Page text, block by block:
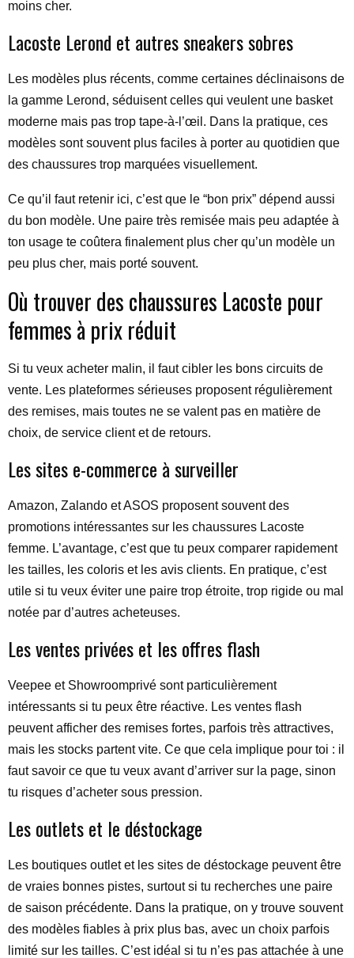
moins cher.
Lacoste Lerond et autres sneakers sobres
Les modèles plus récents, comme certaines déclinaisons de
la gamme Lerond, séduisent celles qui veulent une basket
moderne mais pas trop tape-à-l’œil. Dans la pratique, ces
modèles sont souvent plus faciles à porter au quotidien que
des chaussures trop marquées visuellement.
Ce qu’il faut retenir ici, c’est que le “bon prix” dépend aussi
du bon modèle. Une paire très remisée mais peu adaptée à
ton usage te coûtera finalement plus cher qu’un modèle un
peu plus cher, mais porté souvent.
Où trouver des chaussures Lacoste pour
femmes à prix réduit
Si tu veux acheter malin, il faut cibler les bons circuits de
vente. Les plateformes sérieuses proposent régulièrement
des remises, mais toutes ne se valent pas en matière de
choix, de service client et de retours.
Les sites e-commerce à surveiller
Amazon, Zalando et ASOS proposent souvent des
promotions intéressantes sur les chaussures Lacoste
femme. L’avantage, c’est que tu peux comparer rapidement
les tailles, les coloris et les avis clients. En pratique, c’est
utile si tu veux éviter une paire trop étroite, trop rigide ou mal
notée par d’autres acheteuses.
Les ventes privées et les offres flash
Veepee et Showroomprivé sont particulièrement
intéressants si tu peux être réactive. Les ventes flash
peuvent afficher des remises fortes, parfois très attractives,
mais les stocks partent vite. Ce que cela implique pour toi : il
faut savoir ce que tu veux avant d’arriver sur la page, sinon
tu risques d’acheter sous pression.
Les outlets et le déstockage
Les boutiques outlet et les sites de déstockage peuvent être
de vraies bonnes pistes, surtout si tu recherches une paire
de saison précédente. Dans la pratique, on y trouve souvent
des modèles fiables à prix plus bas, avec un choix parfois
limité sur les tailles. C’est idéal si tu n’es pas attachée à une